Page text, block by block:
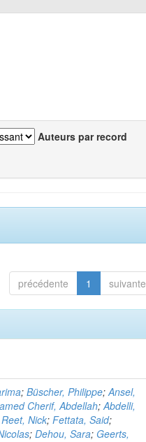
Auteurs par record
précédente 1 suivante
;Büscher, Philippe;Ansel,
Cherif, Abdellah;Abdelli,
Reet, Nick;Fettata, Said;
;Dehou, Sara; Geerts,